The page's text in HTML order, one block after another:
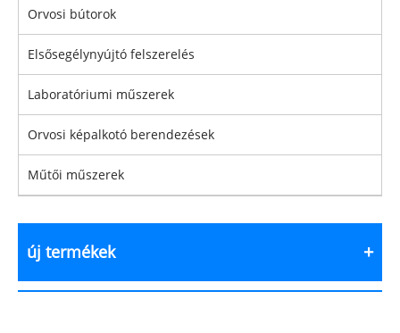
Orvosi bútorok
Elsősegélynyújtó felszerelés
Laboratóriumi műszerek
Orvosi képalkotó berendezések
Műtői műszerek
új termékek